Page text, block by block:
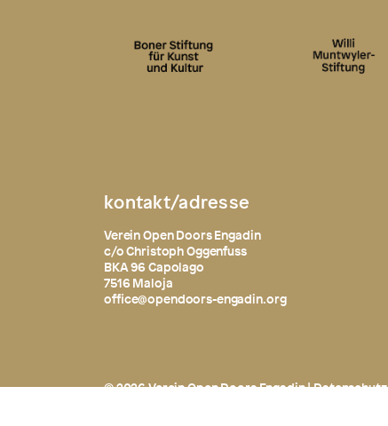
kontakt/adresse
Verein Open Doors Engadin
c/o Christoph Oggenfuss
BKA 96 Capolago
7516 Maloja
office@opendoors-engadin.org
© 2026 Verein Open Doors Engadin |Datenschutz